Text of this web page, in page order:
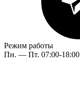
Режим работы
Пн. — Пт. 07:00-18:00